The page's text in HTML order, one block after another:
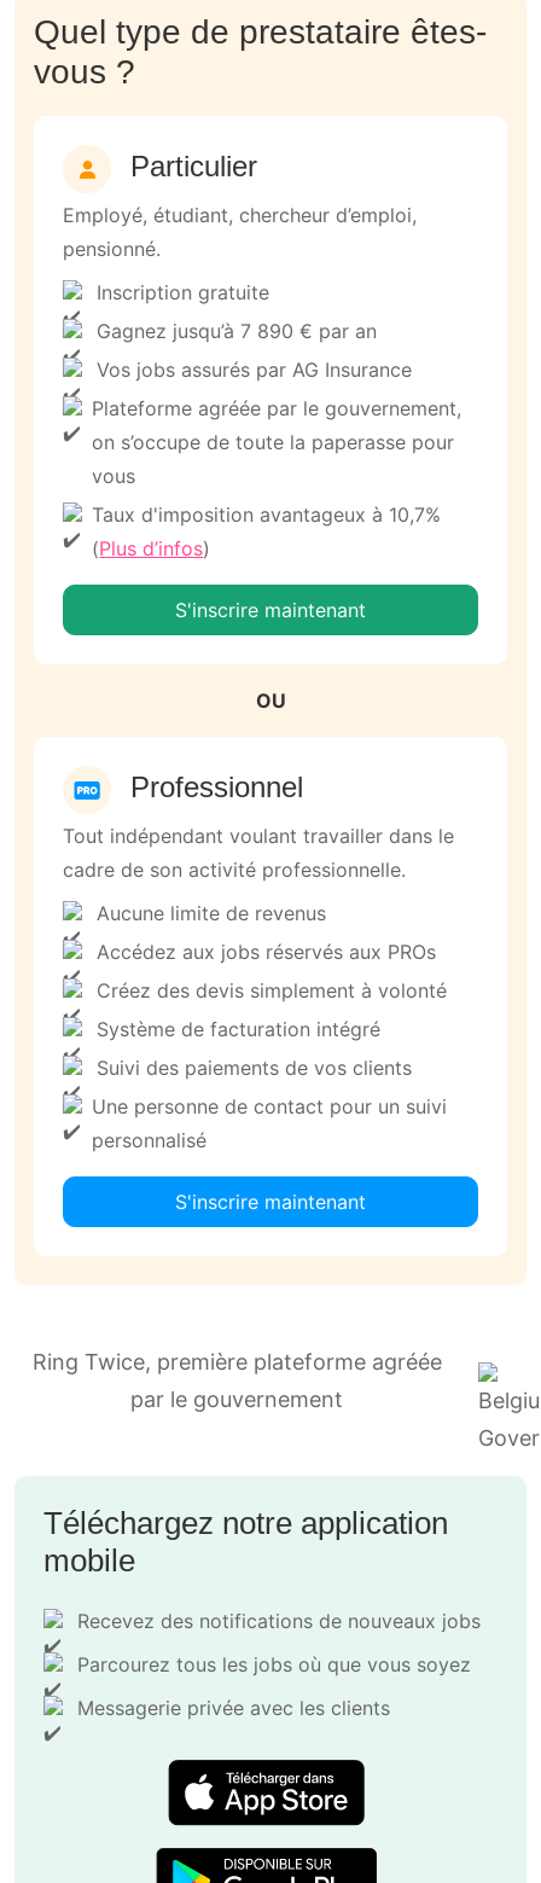
Quel type de prestataire êtes-
vous ?
Particulier
Employé, étudiant, chercheur d’emploi,
pensionné.
Inscription gratuite
Gagnez jusqu’à 7 890 € par an
Vos jobs assurés par AG Insurance
Plateforme agréée par le gouvernement,
on s’occupe de toute la paperasse pour
vous
Taux d'imposition avantageux à 10,7%
(Plus d’infos)
S'inscrire maintenant
OU
Professionnel
Tout indépendant voulant travailler dans le
cadre de son activité professionnelle.
Aucune limite de revenus
Accédez aux jobs réservés aux PROs
Créez des devis simplement à volonté
Système de facturation intégré
Suivi des paiements de vos clients
Une personne de contact pour un suivi
personnalisé
S'inscrire maintenant
Ring Twice, première plateforme agréée
par le gouvernement
Téléchargez notre application
mobile
Recevez des notifications de nouveaux jobs
Parcourez tous les jobs où que vous soyez
Messagerie privée avec les clients